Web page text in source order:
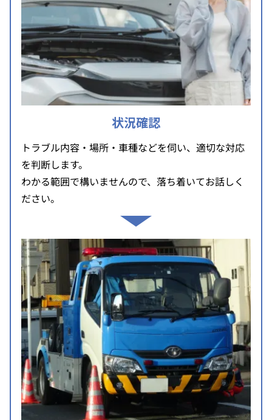
状況確認
トラブル内容・場所・車種などを伺い、適切な対応
を判断します。
わかる範囲で構いませんので、落ち着いてお話しく
ださい。